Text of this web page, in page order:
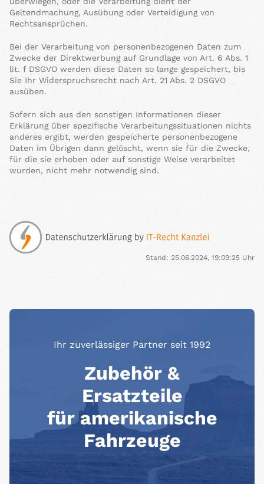
Geltendmachung, Ausübung oder Verteidigung von
Rechtsansprüchen.
Bei der Verarbeitung von personenbezogenen Daten zum
Zwecke der Direktwerbung auf Grundlage von Art. 6 Abs. 1
lit. f DSGVO werden diese Daten so lange gespeichert, bis
Sie Ihr Widerspruchsrecht nach Art. 21 Abs. 2 DSGVO
ausüben.
Sofern sich aus den sonstigen Informationen dieser
Erklärung über spezifische Verarbeitungssituationen nichts
anderes ergibt, werden gespeicherte personenbezogene
Daten im Übrigen dann gelöscht, wenn sie für die Zwecke,
für die sie erhoben oder auf sonstige Weise verarbeitet
wurden, nicht mehr notwendig sind.
Stand: 25.06.2024, 19:09:25 Uhr
Ihr zuverlässiger Partner seit 1992
Zubehör &
Ersatzteile
für amerikanische
Fahrzeuge